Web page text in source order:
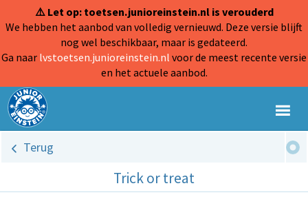
⚠️ Let op: toetsen.junioreinstein.nl is verouderd
We hebben het aanbod van volledig vernieuwd. Deze versie blijft
nog wel beschikbaar, maar is gedateerd.
Ga naar lvstoetsen.junioreinstein.nl voor de meest recente versie
en het actuele aanbod.
Terug
Trick or treat